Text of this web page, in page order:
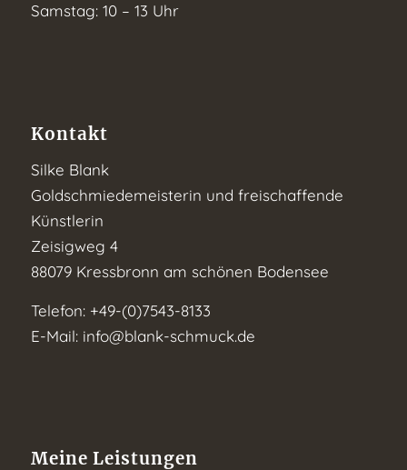
Samstag: 10 – 13 Uhr
Kontakt
Silke Blank
Goldschmiedemeisterin und freischaffende
Künstlerin
Zeisigweg 4
88079 Kressbronn am schönen Bodensee
Telefon: +49-(0)7543-8133
E-Mail: info@blank-schmuck.de
Meine Leistungen